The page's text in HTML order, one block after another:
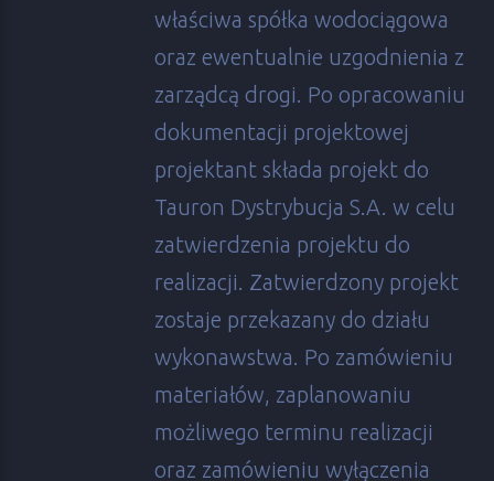
właściwa spółka wodociągowa
oraz ewentualnie uzgodnienia z
zarządcą drogi. Po opracowaniu
dokumentacji projektowej
projektant składa projekt do
Tauron Dystrybucja S.A. w celu
zatwierdzenia projektu do
realizacji. Zatwierdzony projekt
zostaje przekazany do działu
wykonawstwa. Po zamówieniu
materiałów, zaplanowaniu
możliwego terminu realizacji
oraz zamówieniu wyłączenia